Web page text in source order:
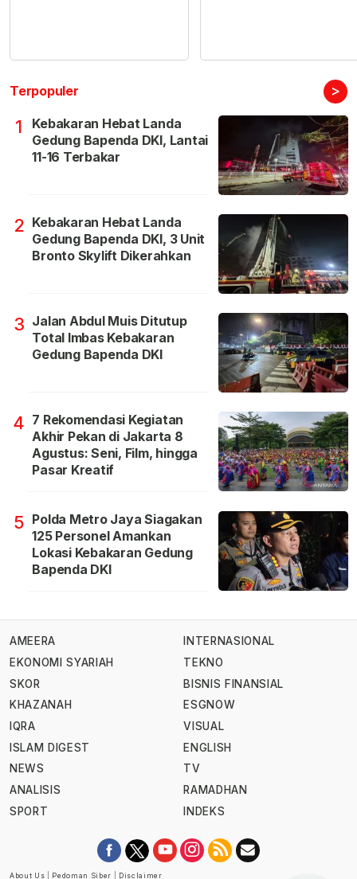
Terpopuler >
1
Kebakaran Hebat Landa
Gedung Bapenda DKI, Lantai
11-16 Terbakar
2 Kebakaran Hebat Landa
Gedung Bapenda DKI, 3 Unit
Bronto Skylift Dikerahkan
3 Jalan Abdul Muis Ditutup
Total Imbas Kebakaran
Gedung Bapenda DKI
4 7 Rekomendasi Kegiatan
Akhir Pekan di Jakarta 8
Agustus: Seni, Film, hingga
Pasar Kreatif
5 Polda Metro Jaya Siagakan
125 Personel Amankan
Lokasi Kebakaran Gedung
Bapenda DKI
AMEERA
EKONOMI SYARIAH
SKOR
KHAZANAH
IQRA
ISLAM DIGEST
NEWS
ANALISIS
SPORT
INTERNASIONAL
TEKNO
BISNIS FINANSIAL
ESGNOW
VISUAL
ENGLISH
TV
RAMADHAN
INDEKS
About Us Pedoman Siber Disclaimer